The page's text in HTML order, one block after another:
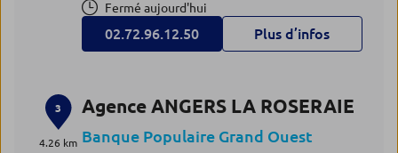
Fermé aujourd'hui
02.72.96.12.50 Plus d’infos
3
4.26 km
Agence ANGERS LA ROSERAIE
Banque Populaire Grand Ouest